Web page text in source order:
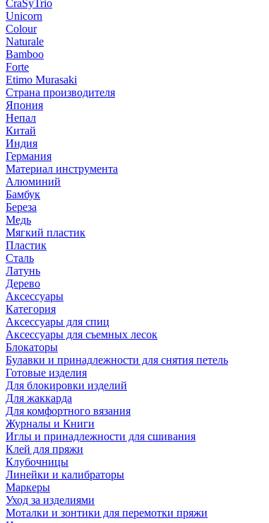
CraSyTrio
Unicorn
Colour
Naturale
Bamboo
Forte
Etimo Murasaki
Страна производителя
Япония
Непал
Китай
Индия
Германия
Материал инструмента
Алюминий
Бамбук
Береза
Медь
Мягкий пластик
Пластик
Сталь
Латунь
Дерево
Аксессуары
Категория
Аксессуары для спиц
Аксессуары для съемных лесок
Блокаторы
Булавки и принадлежности для снятия петель
Готовые изделия
Для блокировки изделий
Для жаккарда
Для комфортного вязания
Журналы и Книги
Иглы и принадлежности для сшивания
Клей для пряжи
Клубочницы
Линейки и калибраторы
Маркеры
Уход за изделиями
Моталки и зонтики для перемотки пряжи